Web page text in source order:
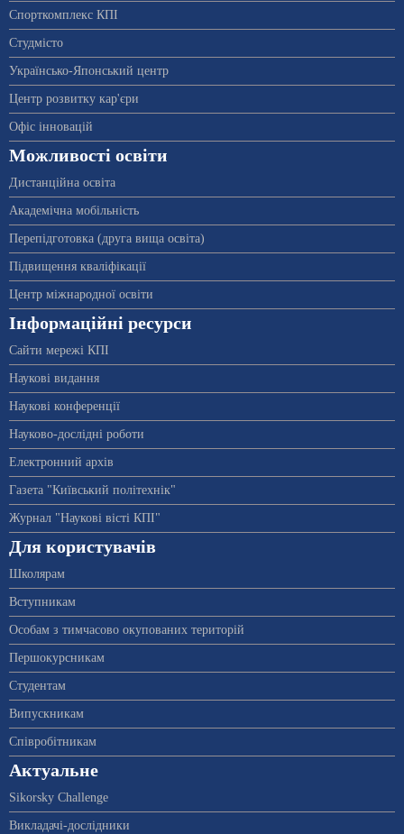
Спорткомплекс КПІ
Студмісто
Українсько-Японський центр
Центр розвитку кар'єри
Офіс інновацій
Можливості освіти
Дистанційна освіта
Академічна мобільність
Перепідготовка (друга вища освіта)
Підвищення кваліфікації
Центр міжнародної освіти
Інформаційні ресурси
Сайти мережі КПІ
Наукові видання
Наукові конференції
Науково-дослідні роботи
Електронний архів
Газета "Київський політехнік"
Журнал "Наукові вісті КПІ"
Для користувачів
Школярам
Вступникам
Особам з тимчасово окупованих територій
Першокурсникам
Студентам
Випускникам
Співробітникам
Актуальне
Sikorsky Challenge
Викладачі-дослідники